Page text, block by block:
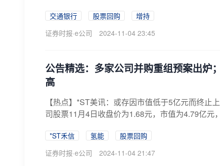
交通银行 股票回购
增持
证券时报·e公司
2024-11-04 23:45
公告精选：多家公司并购重组预案出炉
高
【热点】*ST美讯：或存因市值低于5亿元而终
司股票11月4日收盘价为1.68元，市值为4.79亿元
*ST禾信 氢能
股票回购
证券时报·e公司
2024-11-04 21:47